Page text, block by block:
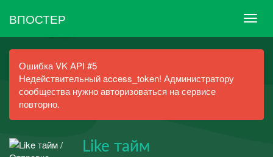
ВПОСТЕР
Ошибка VK API #5
Недействительный access_token! Администратору
сообщества нужно авторизоваться на сервисе
повторно.
Like тайм